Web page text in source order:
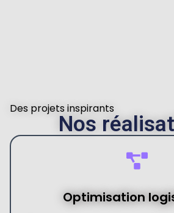
Des projets inspirants
Nos
Optimisation